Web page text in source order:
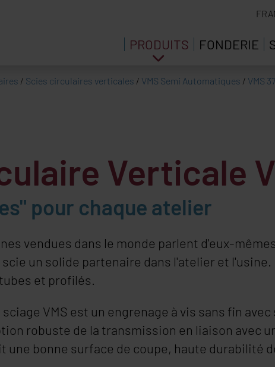
PRODUITS FONDERIE
/ Scies circulaires verticales / VMS Semi Automatiques / VMS
Verticale
pour chaque atelier
vendues dans le monde parlent d'eux-
un solide partenaire dans l'atelier et
et profilés.
VMS est un engrenage à vis sans fin
robuste de la transmission en liaison avec
une bonne surface de coupe, haute durabilité